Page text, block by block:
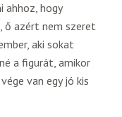
hogy
ő azért nem szeret
aki sokat
a figurát, amikor
van egy jó kis